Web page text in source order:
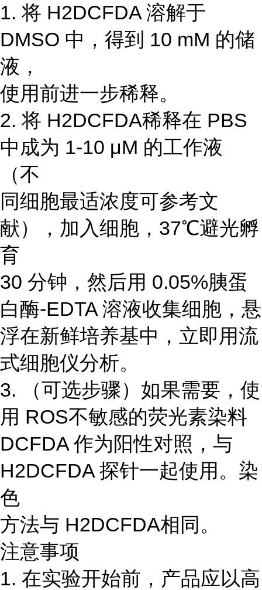
1. 将 H2DCFDA 溶解于
DMSO 中，得到 10 mM 的储
液，
使用前进一步稀释。
2. 将 H2DCFDA稀释在 PBS
中成为 1-10 μM 的工作液
（不
同细胞最适浓度可参考文
献），加入细胞，37℃避光孵
育
30 分钟，然后用 0.05%胰蛋
白酶-EDTA 溶液收集细胞，悬
浮在新鲜培养基中，立即用流
式细胞仪分析。
3. （可选步骤）如果需要，使
用 ROS不敏感的荧光素染料
DCFDA 作为阳性对照，与
H2DCFDA 探针一起使用。染
色
方法与 H2DCFDA相同。
注意事项
1. 在实验开始前，产品应以高